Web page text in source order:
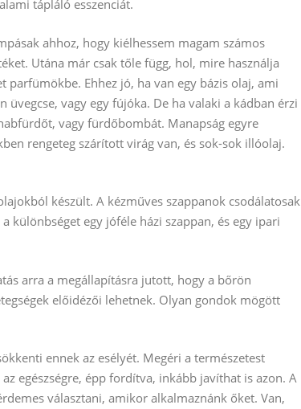
tápláló esszenciát.
ahhoz, hogy kiélhessem magam számos
Utána már csak tőle függ, hol, mire használja
parfümökbe. Ehhez jó, ha van egy bázis olaj, ami
vagy egy fújóka. De ha valaki a kádban érzi
vagy fürdőbombát. Manapság egyre
rengeteg szárított virág van, és sok-sok illóolaj.
készült. A kézműves szappanok csodálatosak
különbséget egy jóféle házi szappan, és egy ipari
arra a megállapításra jutott, hogy a bőrön
előidézői lehetnek. Olyan gondok mögött
ennek az esélyét. Megéri a természetest
egészségre, épp fordítva, inkább javíthat is azon. A
választani, amikor alkalmaznánk őket. Van,